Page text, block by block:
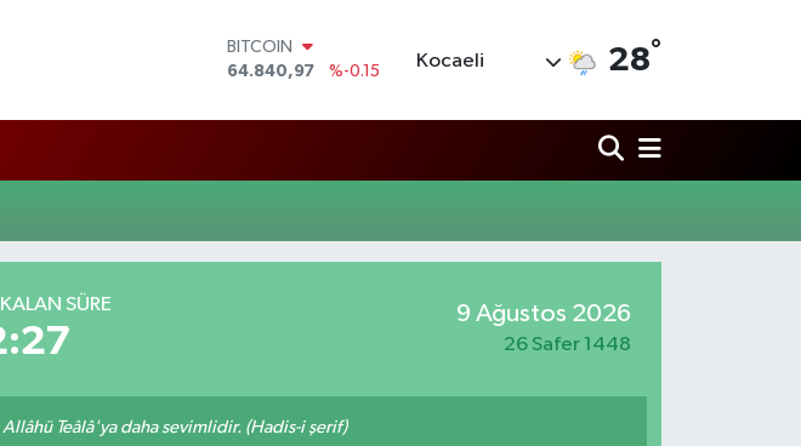
BITCOIN
64.840,97
%-0.15
47,7436
%0.18
GRAM ALTIN
6660.55
%0
Kocaeli 28°
SÜRE 9 Ağustos 2026
26 Safer 1448
Teâlâ'ya daha sevimlidir. (Hadis-i şerif)